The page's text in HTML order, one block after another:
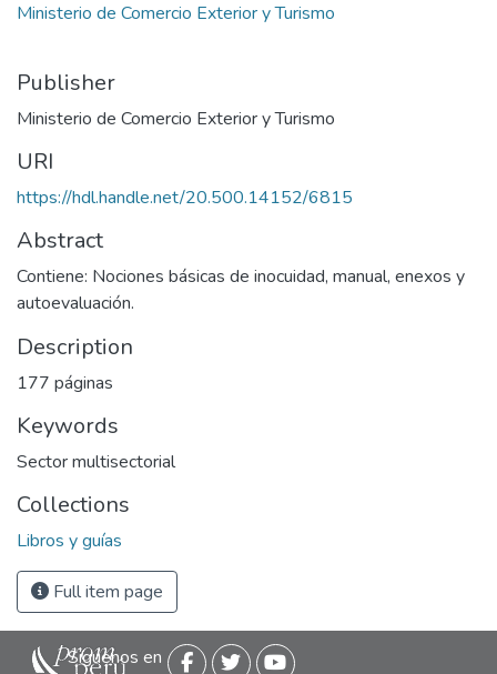
Ministerio de Comercio Exterior y Turismo
Publisher
Ministerio de Comercio Exterior y Turismo
URI
https://hdl.handle.net/20.500.14152/6815
Abstract
Contiene: Nociones básicas de inocuidad, manual, enexos y
autoevaluación.
Description
177 páginas
Keywords
Sector multisectorial
Collections
Libros y guías
Full item page
Siguenos en